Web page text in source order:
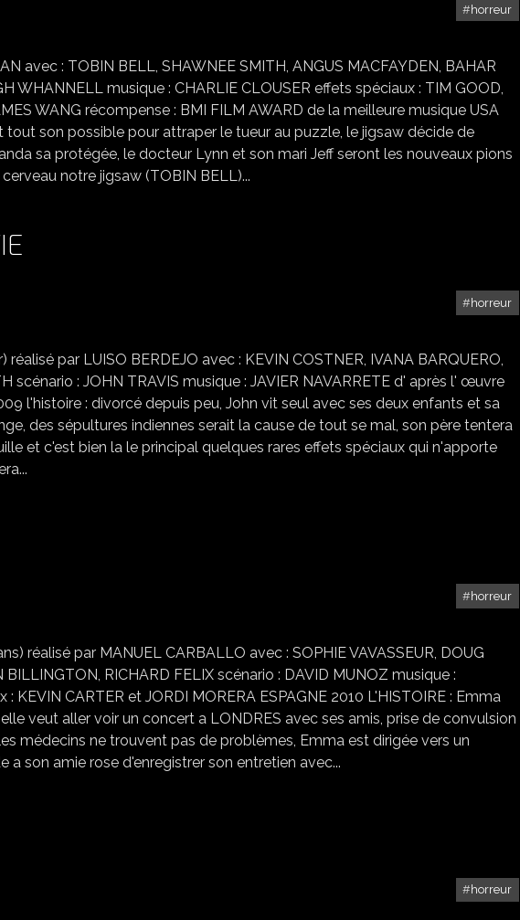
horreur
SAW 3
avec : TOBIN BELL, SHAWNEE SMITH, ANGUS MACFAYDEN, BAHAR
WHANNELL musique : CHARLIE CLOUSER effets spéciaux : TIM GOOD,
WANG récompense : BMI FILM AWARD de la meilleure musique USA
son possible pour attraper le tueur au puzzle, le jigsaw décide de
sa protégée, le docteur Lynn et son mari Jeff seront les nouveaux pions
notre jigsaw (TOBIN BELL)...
horreur
INSTINCT DE SURVIE
par LUISO BERDEJO avec : KEVIN COSTNER, IVANA BARQUERO,
scénario : JOHN TRAVIS musique : JAVIER NAVARRETE d' après l' œuvre
l'histoire : divorcé depuis peu, John vit seul avec ses deux enfants et sa
des sépultures indiennes serait la cause de tout se mal, son père tentera
et c'est bien la le principal quelques rares effets spéciaux qui n'apporte
horreur
L'EXORCISME
réalisé par MANUEL CARBALLO avec : SOPHIE VAVASSEUR, DOUG
RICHARD FELIX scénario : DAVID MUNOZ musique :
KEVIN CARTER et JORDI MORERA ESPAGNE 2010 L'HISTOIRE : Emma
veut aller voir un concert a LONDRES avec ses amis, prise de convulsion
médecins ne trouvent pas de problèmes, Emma est dirigée vers un
son amie rose d'enregistrer son entretien avec...
horreur
SHARK 3D